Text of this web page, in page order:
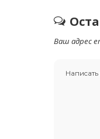
Ваш адрес